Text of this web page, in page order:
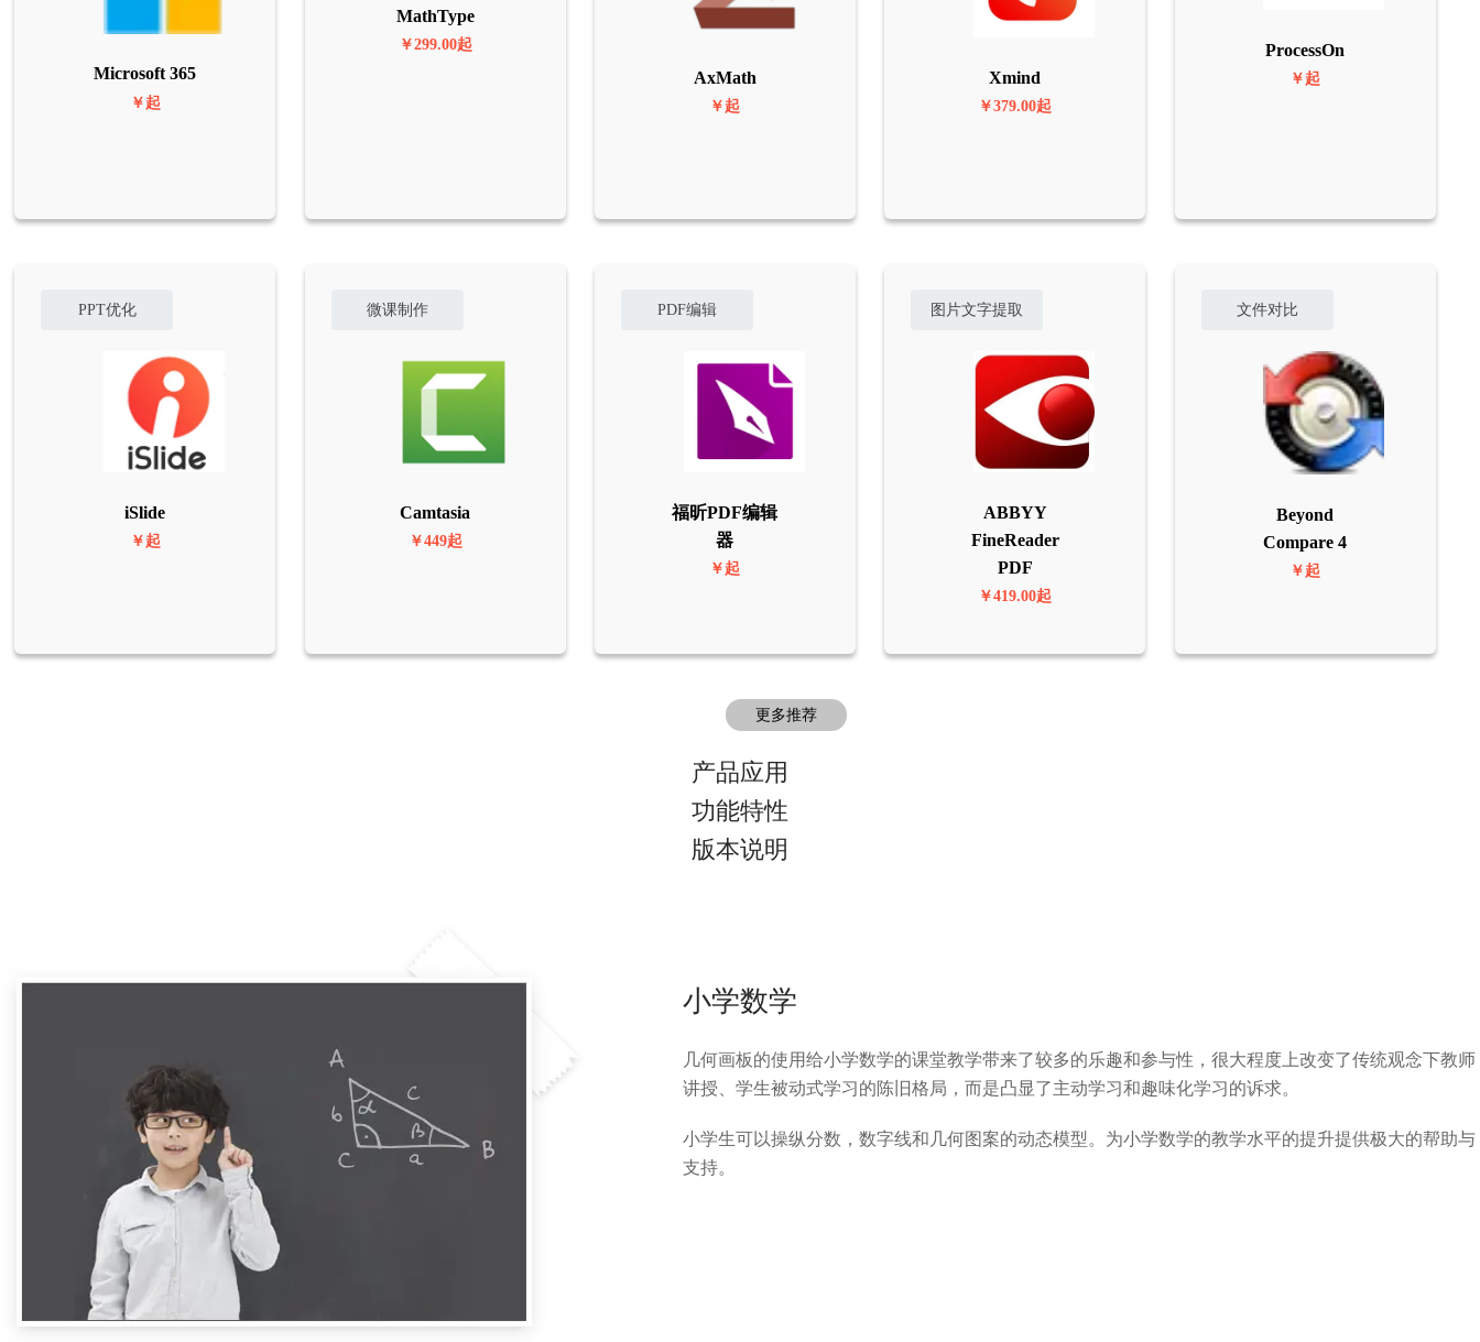
Microsoft 365
￥起
MathType
￥299.00起
AxMath
￥起
Xmind
￥379.00起
ProcessOn
￥起
PPT优化
iSlide
￥起
微课制作
Camtasia
￥449起
PDF编辑
福昕PDF编辑
器
￥起
图片文字提取
ABBYY
FineReader
PDF
￥419.00起
文件对比
Beyond
Compare 4
￥起
更多推荐
产品应用
功能特性
版本说明
小学数学
几何画板的使用给小学数学的课堂教学带来了较多的乐趣和参与性，很大程度上改变了传统观念下教师
讲授、学生被动式学习的陈旧格局，而是凸显了主动学习和趣味化学习的诉求。
小学生可以操纵分数，数字线和几何图案的动态模型。为小学数学的教学水平的提升提供极大的帮助与
支持。